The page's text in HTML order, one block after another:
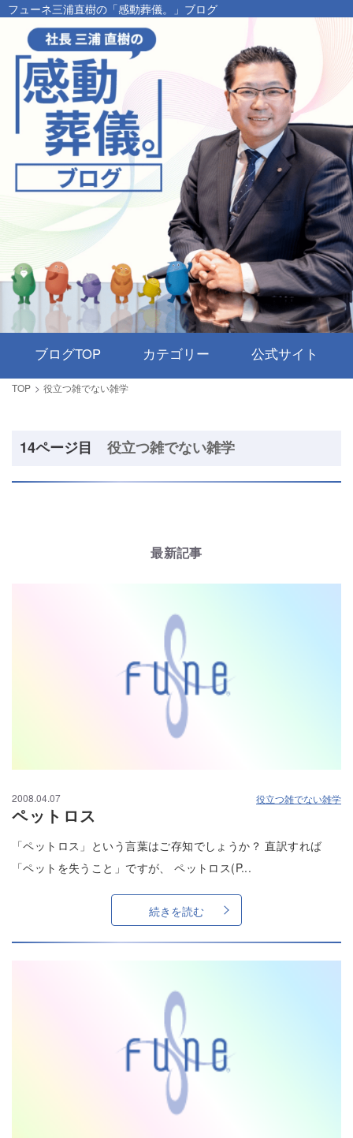
フューネ三浦直樹の「感動葬儀。」ブログ
ブログTOP カテゴリー 公式サイト
TOP 役立つ雑でない雑学
14ページ目 役立つ雑でない雑学
最新記事
2008.04.07 役立つ雑でない雑学
ペットロス
「ペットロス」という言葉はご存知でしょうか？ 直訳すれば
「ペットを失うこと」ですが、 ペットロス(P...
続きを読む